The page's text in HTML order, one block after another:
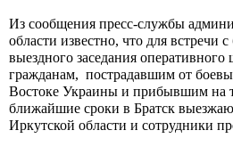
Из сообщения пресс-службы
области известно, что для встречи
выездного заседания
гражданам, пострадавшим от
Востоке Украины и прибывшим на
ближайшие сроки в Братск
Иркутской области и сотрудники